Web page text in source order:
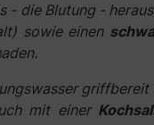
- die Blutung -
sowie einen
mit einer